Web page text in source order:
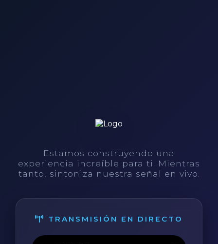
Estamos construyendo una
experiencia increíble para ti. Mientras
tanto, sintoniza nuestra señal en vivo.
TRANSMISIÓN EN DIRECTO